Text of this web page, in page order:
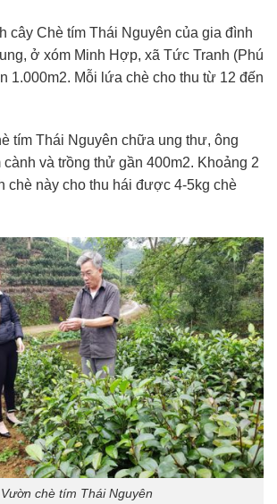
cây Chè tím Thái Nguyên của gia đình
ở xóm Minh Hợp, xã Tức Tranh (Phú
1.000m2. Mỗi lứa chè cho thu từ 12 đến
tím Thái Nguyên chữa ung thư, ông
và trồng thử gần 400m2. Khoảng 2
chè này cho thu hái được 4-5kg chè
Vườn chè tím Thái Nguyên